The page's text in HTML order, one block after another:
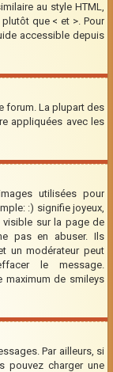
au style HTML,
que < et >. Pour
accessible depuis
forum. La plupart des
appliquées avec les
utilisées pour
:) signifie joyeux,
sur la page de
pas en abuser. Ils
un modérateur peut
le message.
maximum de smileys
Par ailleurs, si
pouvez charger une